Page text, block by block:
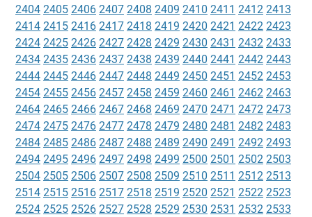
2404 2405 2406 2407 2408 2409 2410 2411 2412 2413
2414 2415 2416 2417 2418 2419 2420 2421 2422 2423
2424 2425 2426 2427 2428 2429 2430 2431 2432 2433
2434 2435 2436 2437 2438 2439 2440 2441 2442 2443
2444 2445 2446 2447 2448 2449 2450 2451 2452 2453
2454 2455 2456 2457 2458 2459 2460 2461 2462 2463
2464 2465 2466 2467 2468 2469 2470 2471 2472 2473
2474 2475 2476 2477 2478 2479 2480 2481 2482 2483
2484 2485 2486 2487 2488 2489 2490 2491 2492 2493
2494 2495 2496 2497 2498 2499 2500 2501 2502 2503
2504 2505 2506 2507 2508 2509 2510 2511 2512 2513
2514 2515 2516 2517 2518 2519 2520 2521 2522 2523
2524 2525 2526 2527 2528 2529 2530 2531 2532 2533